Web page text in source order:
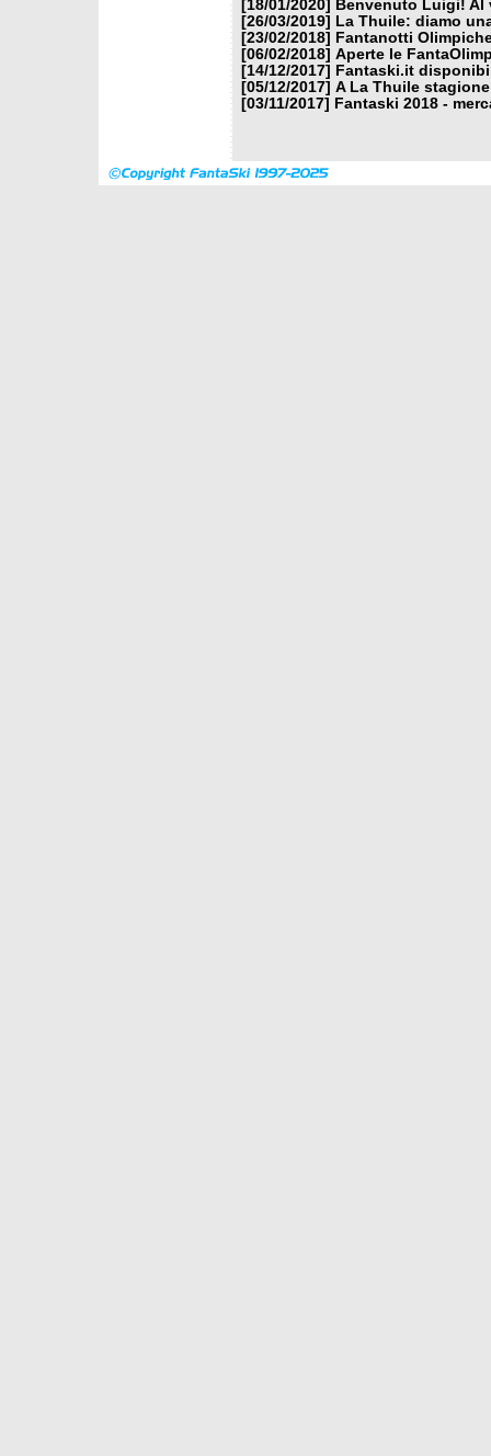
[18/01/2020]
Benvenuto Luigi! Al
[26/03/2019]
La Thuile: diamo
[23/02/2018]
Fantanotti
[06/02/2018] Aperte le
[14/12/2017]
Fantaski.it
[05/12/2017] A La Thuile
[03/11/2017]
Fantaski 2018 -